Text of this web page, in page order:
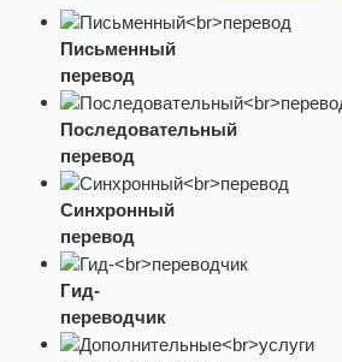
Письменный
перевод
Последовательный
перевод
Синхронный
перевод
Гид-
переводчик